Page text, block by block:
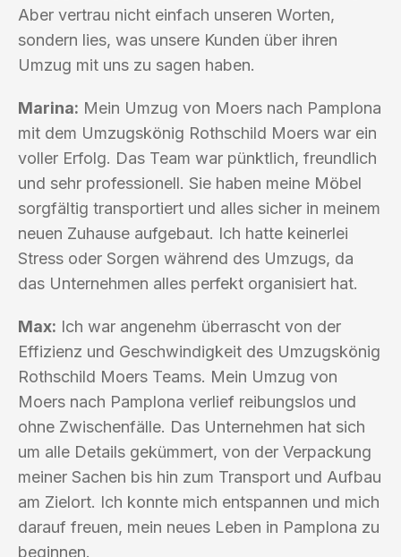
Aber vertrau nicht einfach unseren Worten,
sondern lies, was unsere Kunden über ihren
Umzug mit uns zu sagen haben.
Marina: Mein Umzug von Moers nach Pamplona
mit dem Umzugskönig Rothschild Moers war ein
voller Erfolg. Das Team war pünktlich, freundlich
und sehr professionell. Sie haben meine Möbel
sorgfältig transportiert und alles sicher in meinem
neuen Zuhause aufgebaut. Ich hatte keinerlei
Stress oder Sorgen während des Umzugs, da
das Unternehmen alles perfekt organisiert hat.
Max: Ich war angenehm überrascht von der
Effizienz und Geschwindigkeit des Umzugskönig
Rothschild Moers Teams. Mein Umzug von
Moers nach Pamplona verlief reibungslos und
ohne Zwischenfälle. Das Unternehmen hat sich
um alle Details gekümmert, von der Verpackung
meiner Sachen bis hin zum Transport und Aufbau
am Zielort. Ich konnte mich entspannen und mich
darauf freuen, mein neues Leben in Pamplona zu
beginnen.